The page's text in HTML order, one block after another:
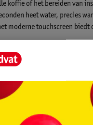
koffie of het bereiden van
heet water, precies
moderne touchscreen biedt